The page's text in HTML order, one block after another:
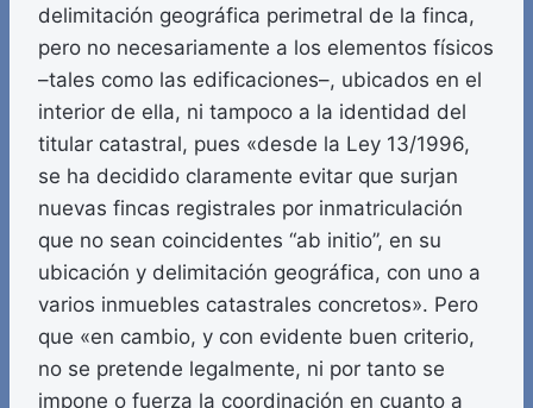
delimitación geográfica perimetral de la finca,
pero no necesariamente a los elementos físicos
–tales como las edificaciones–, ubicados en el
interior de ella, ni tampoco a la identidad del
titular catastral, pues «desde la Ley 13/1996,
se ha decidido claramente evitar que surjan
nuevas fincas registrales por inmatriculación
que no sean coincidentes “ab initio”, en su
ubicación y delimitación geográfica, con uno a
varios inmuebles catastrales concretos». Pero
que «en cambio, y con evidente buen criterio,
no se pretende legalmente, ni por tanto se
impone o fuerza la coordinación en cuanto a